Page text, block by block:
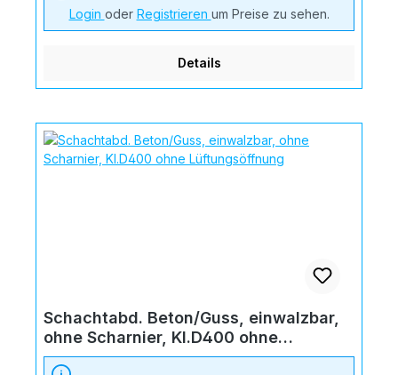
Login oder Registrieren um Preise zu sehen.
Details
Schachtabd. Beton/Guss, einwalzbar,
ohne Scharnier, Kl.D400 ohne
Lüftungsöffnung